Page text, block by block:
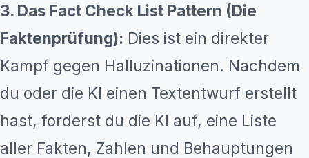
3. Das Fact Check List Pattern (Die
Faktenprüfung): Dies ist ein direkter
Kampf gegen Halluzinationen. Nachdem
du oder die KI einen Textentwurf erstellt
hast, forderst du die KI auf, eine Liste
aller Fakten, Zahlen und Behauptungen